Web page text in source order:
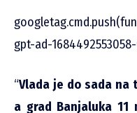
gpt-ad-1684492553058-
“Vlada je do sada na
a grad Banjaluka 11